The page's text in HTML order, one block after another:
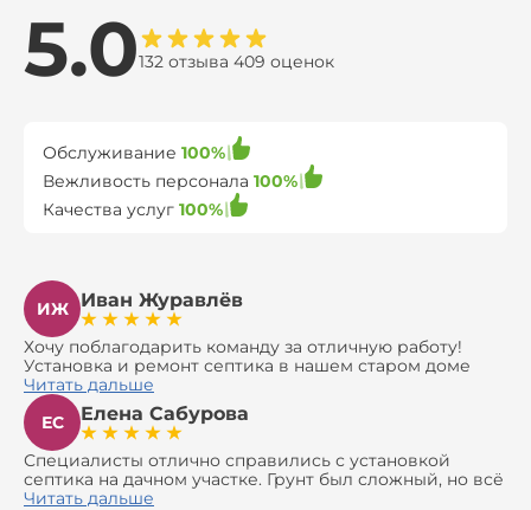
5.0132 отзыва 409 оценок
Обслуживание 100%
Вежливость персонала 100%
Качества услуг 100%
ИЖ Иван Журавлёв
Хочу поблагодарить команду за отличную работу!
Установка и ремонт септика в нашем старом доме
оказались сложной задачей, но ребята справились на
все 100%. Всё сделали аккуратно и профессионально.
Давали полезные рекомендации, не пытались
навязать ничего лишнего, помогли с выбором и
доставкой материалов, что позволило нам
сэкономить. Выполнили монтаж и демонтаж
оборудования, заменили трубы, обновили
Читать дальше
ЕС
Елена Сабурова
Специалисты отлично справились с установкой
септика на дачном участке. Грунт был сложный, но всё
сделали быстро и аккуратно. Помогли выбрать
Читать дальше